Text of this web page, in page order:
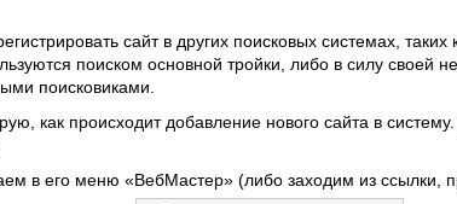
сайт в других поисковых системах,
поиском основной тройки, либо в силу своей
поисковиками.
как происходит добавление нового сайта в
в его меню «ВебМастер» (либо заходим из ссылки,